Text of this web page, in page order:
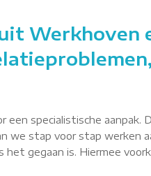
Werkhoven
specialistische aanpak.
we stap voor stap werken
gegaan is. Hiermee